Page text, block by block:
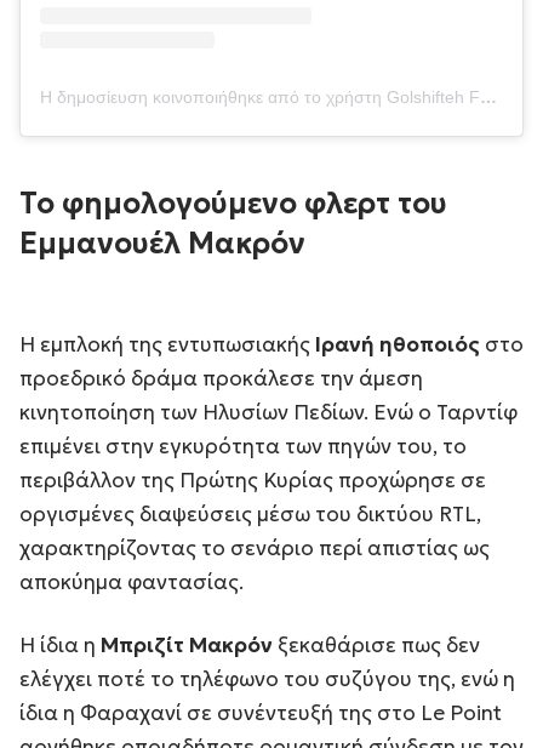
Η δημοσίευση κοινοποιήθηκε από το χρήστη Golshifteh Farahani (@golfarahani)
Το φημολογούμενο φλερτ του
Εμμανουέλ Μακρόν
Η εμπλοκή της εντυπωσιακής Ιρανή ηθοποιός στο
προεδρικό δράμα προκάλεσε την άμεση
κινητοποίηση των Ηλυσίων Πεδίων. Ενώ ο Ταρντίφ
επιμένει στην εγκυρότητα των πηγών του, το
περιβάλλον της Πρώτης Κυρίας προχώρησε σε
οργισμένες διαψεύσεις μέσω του δικτύου RTL,
χαρακτηρίζοντας το σενάριο περί απιστίας ως
αποκύημα φαντασίας.
Η ίδια η Μπριζίτ Μακρόν ξεκαθάρισε πως δεν
ελέγχει ποτέ το τηλέφωνο του συζύγου της, ενώ η
ίδια η Φαραχανί σε συνέντευξή της στο Le Point